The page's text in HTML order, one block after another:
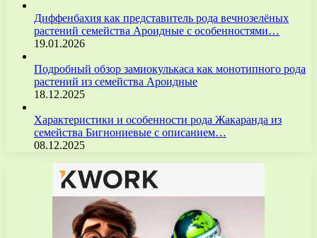
Диффенбахия как представитель рода вечнозелёных
растений семейства Ароидные с особенностями…
19.01.2026
Подробный обзор замиокулькаса как монотипного рода
растений из семейства Ароидные
18.12.2025
Характеристики и особенности рода Жакаранда из
семейства Бигнониевые с описанием…
08.12.2025